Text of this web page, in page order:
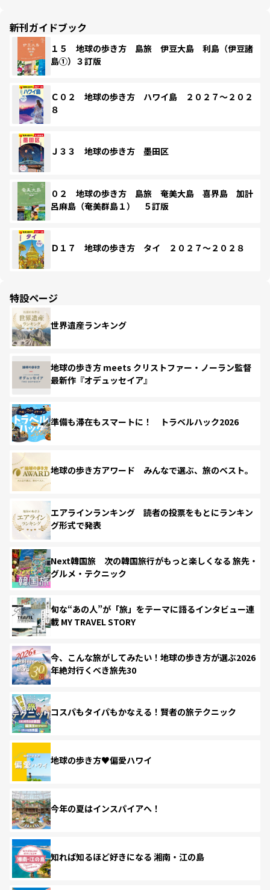
新刊ガイドブック
１５ 地球の歩き方 島旅 伊豆大島 利島（伊豆諸
島①）３訂版
Ｃ０２ 地球の歩き方 ハワイ島 ２０２７～２０２
８
Ｊ３３ 地球の歩き方 墨田区
０２ 地球の歩き方 島旅 奄美大島 喜界島 加計
呂麻島（奄美群島１） ５訂版
Ｄ１７ 地球の歩き方 タイ ２０２７～２０２８
特設ページ
世界遺産ランキング
地球の歩き方 meets クリストファー・ノーラン監督
最新作『オデュッセイア』
準備も滞在もスマートに！ トラベルハック2026
地球の歩き方アワード みんなで選ぶ、旅のベスト。
エアラインランキング 読者の投票をもとにランキン
グ形式で発表
Next韓国旅 次の韓国旅行がもっと楽しくなる 旅先・
グルメ・テクニック
旬な“あの人”が「旅」をテーマに語るインタビュー連
載 MY TRAVEL STORY
今、こんな旅がしてみたい！地球の歩き方が選ぶ2026
年絶対行くべき旅先30
コスパもタイパもかなえる！賢者の旅テクニック
地球の歩き方♥偏愛ハワイ
今年の夏はインスパイアへ！
知れば知るほど好きになる 湘南・江の島